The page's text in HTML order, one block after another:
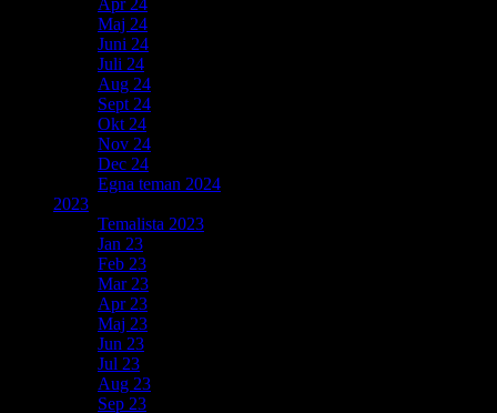
Maj 24
Juni 24
Juli 24
Aug 24
Sept 24
Okt 24
Nov 24
Dec 24
Egna teman 2024
2023
Temalista 2023
Jan 23
Feb 23
Mar 23
Apr 23
Maj 23
Jun 23
Jul 23
Aug 23
Sep 23